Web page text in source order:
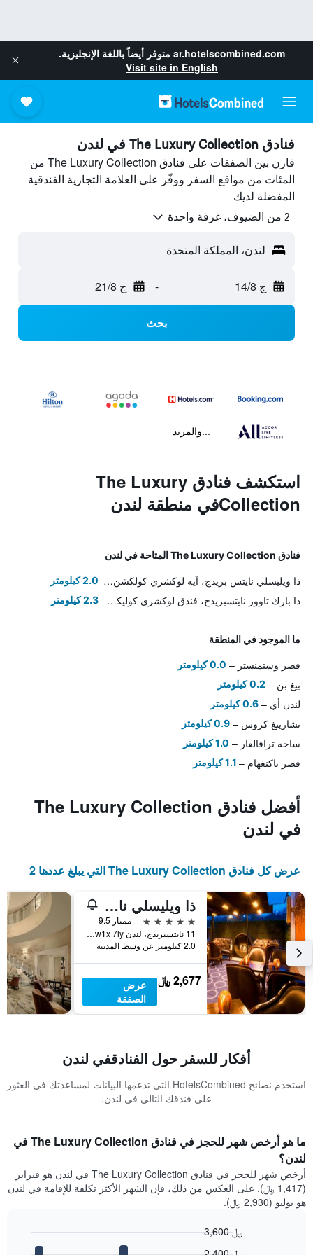
ar.hotelscombined.com متوفر أيضاً باللغة الإنجليزية.
Visit site in English
فنادق The Luxury Collection في لندن
قارن بين الصفقات على فنادق The Luxury Collection من
المئات من مواقع السفر ووفّر على العلامة التجارية الفندقية
المفضلة لديك
2 من الضيوف، غرفة واحدة
لندن، المملكة المتحدة
ج 14/8 - ج 21/8
بحث
...والمزيد
استكشف فنادق The Luxury
Collectionفي منطقة لندن
فنادق The Luxury Collection المتاحة في لندن
ذا ويليسلي نايتس بريدج، آيه لوكشري كولكشن هوتل 2.0 كيلومتر
ذا بارك تاوور نايتسبريدج، فندق لوكشري كوليكشن، لندن 2.3 كيلومتر
ما الموجود في المنطقة
قصر وستمنستر 0.0 كيلومتر
بيغ بن 0.2 كيلومتر
لندن أي 0.6 كيلومتر
تشارينغ كروس 0.9 كيلومتر
ساحه ترافالغار 1.0 كيلومتر
قصر باكنغهام 1.1 كيلومتر
أفضل فنادق The Luxury Collection
في لندن
عرض كل فنادق The Luxury Collection التي يبلغ عددها 2
ذا ويليسلي نايتس بريدج، آيه لوكشري كولكشن هوتل
5 نجوم
ممتاز 9.5
11 نايتسبريدج، لندن Sw1x 7ly، المملكة المتحدة, لندن, المملكة المتحدة
2.0 كيلومتر عن وسط المدينة
2,677 ﷼
عرض
الصفقة
أفكار للسفر حول الفنادقفي لندن
استخدم نصائح HotelsCombined التي تدعمها البيانات لمساعدتك في العثور
على فندقك التالي في لندن.
ما هو أرخص شهر للحجز في فنادق The Luxury Collection في
لندن؟
أرخص شهر للحجز في فنادق The Luxury Collection في لندن هو فبراير
(1,417 ﷼). على العكس من ذلك، فإن الشهر الأكثر تكلفة للإقامة في لندن
هو يوليو (2,930 ﷼).
3,600 ﷼